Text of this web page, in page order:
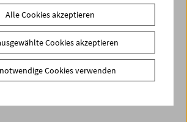
Alle Cookies akzeptieren
Cookies akzeptieren
Cookies verwenden